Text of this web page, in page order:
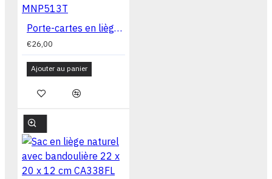
Porte-cartes en liège naturel 16x09x02 cm MNP513T
€26,00
Ajouter au panier